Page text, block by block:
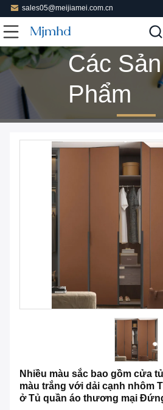
sales05@meijiamei.com.cn
Các Sản
Phẩm
Nhiều màu sắc bao gồm cửa
màu trắng với dải cạnh nhôm
ở Tủ quần áo thương mại